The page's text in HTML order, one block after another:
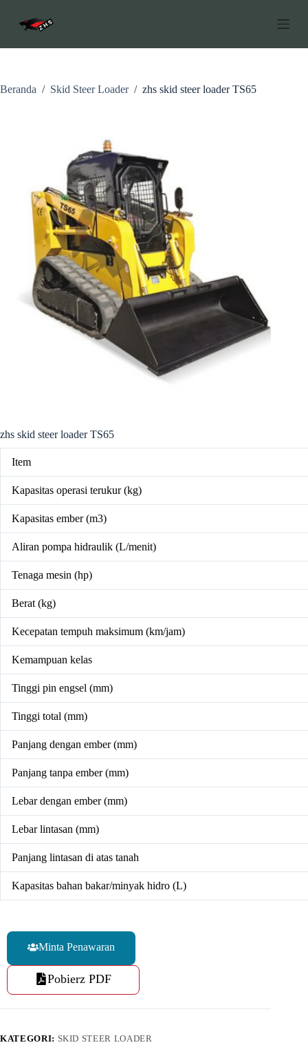
c
k
Beranda / Skid Steer Loader / zhs skid steer loader TS65
zhs skid steer loader TS65
Item
Kapasitas operasi terukur (kg)
Kapasitas ember (m3)
Aliran pompa hidraulik (L/menit)
Tenaga mesin (hp)
Berat (kg)
Kecepatan tempuh maksimum (km/jam)
Kemampuan kelas
Tinggi pin engsel (mm)
Tinggi total (mm)
Panjang dengan ember (mm)
Panjang tanpa ember (mm)
Lebar dengan ember (mm)
Lebar lintasan (mm)
Panjang lintasan di atas tanah
Kapasitas bahan bakar/minyak hidro (L)
Minta Penawaran
Pobierz PDF
KATEGORI: SKID STEER LOADER